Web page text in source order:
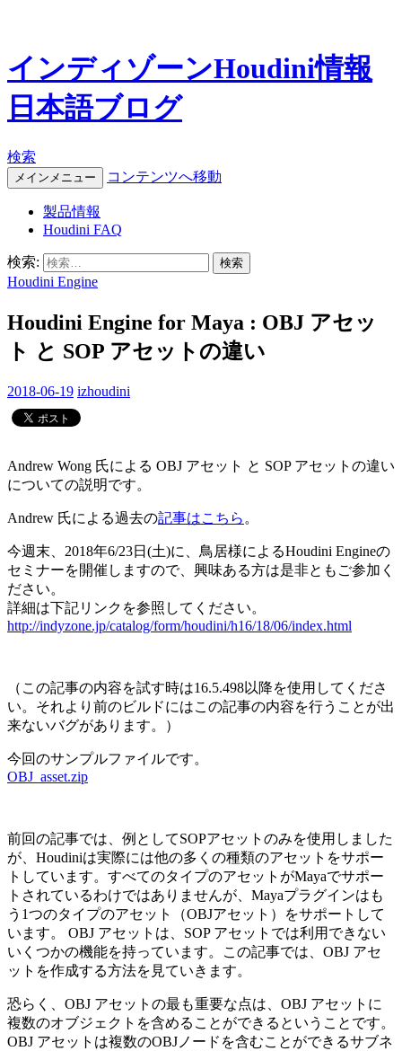
インディゾーンHoudini情報
日本語ブログ
検索
メインメニュー コンテンツへ移動
製品情報
Houdini FAQ
検索:
Houdini Engine
Houdini Engine for Maya : OBJ アセッ
ト と SOP アセットの違い
2018-06-19 izhoudini
Andrew Wong 氏による OBJ アセット と SOP アセットの違い
についての説明です。
Andrew 氏による過去の記事はこちら 。
今週末、2018年6/23日(土)に、鳥居様によるHoudini Engineの
セミナーを開催しますので、興味ある方は是非ともご参加く
ださい。
詳細は下記リンクを参照してください。
http://indyzone.jp/catalog/form/houdini/h16/18/06/index.html
（この記事の内容を試す時は16.5.498以降を使用してくださ
い。それより前のビルドにはこの記事の内容を行うことが出
来ないバグがあります。）
今回のサンプルファイルです。
OBJ_asset.zip
前回の記事では、例としてSOPアセットのみを使用しました
が、Houdiniは実際には他の多くの種類のアセットをサポー
トしています。すべてのタイプのアセットがMayaでサポー
トされているわけではありませんが、Mayaプラグインはも
う1つのタイプのアセット（OBJアセット）をサポートして
います。 OBJ アセットは、SOP アセットでは利用できない
いくつかの機能を持っています。この記事では、OBJ アセ
ットを作成する方法を見ていきます。
恐らく、OBJ アセットの最も重要な点は、OBJ アセットに
複数のオブジェクトを含めることができるということです。
OBJ アセットは複数のOBJノードを含むことができるサブネ